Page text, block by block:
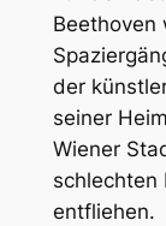
Beethoven
der
seiner
Wiener
schlechten
entfliehen.